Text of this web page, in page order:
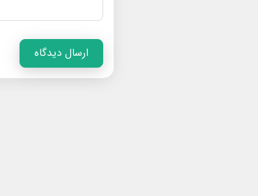
ارسال دیدگاه